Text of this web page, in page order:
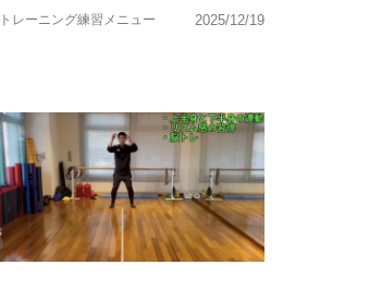
トレーニング練習メニュー
2025/12/19